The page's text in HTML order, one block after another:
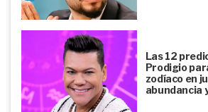
Las 12
Prodigio
zodíaco en
abundancia